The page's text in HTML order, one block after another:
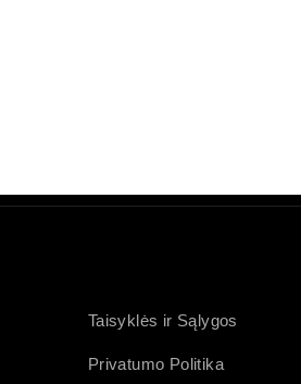
Taisyklės ir Sąlygos
Privatumo Politika